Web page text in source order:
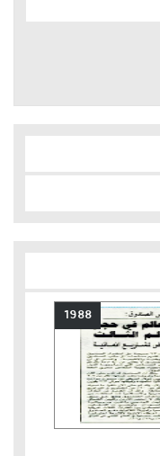
1988